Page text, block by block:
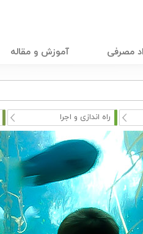
مصرفی آموزش و مقاله
راه اندازی و اجرا